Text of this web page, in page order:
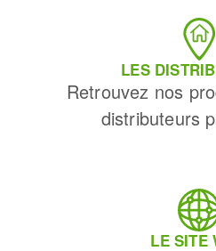
LES
Retrouvez nos
distributeurs
LE SITE